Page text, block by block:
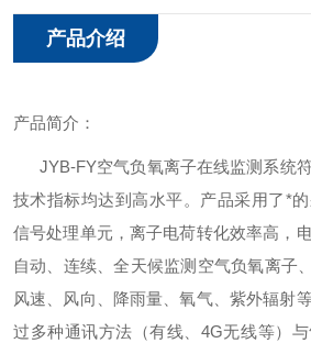
产品介绍
产品简介：
JYB-FY空气负氧离子在线监测系统
技术指标均达到高水平。产品采用了*
信号处理单元，离子电荷转化效率高，
自动、连续、全天候监测空气负氧离子
风速、风向、降雨量、氧气、紫外辐射
过多种通讯方法（有线、4G无线等）